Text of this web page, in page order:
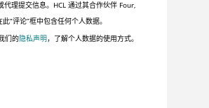
理提交信息。HCL 通过其合作伙伴 Four,
“评论”框中包含任何个人数据。
们的隐私声明，了解个人数据的使用方式。